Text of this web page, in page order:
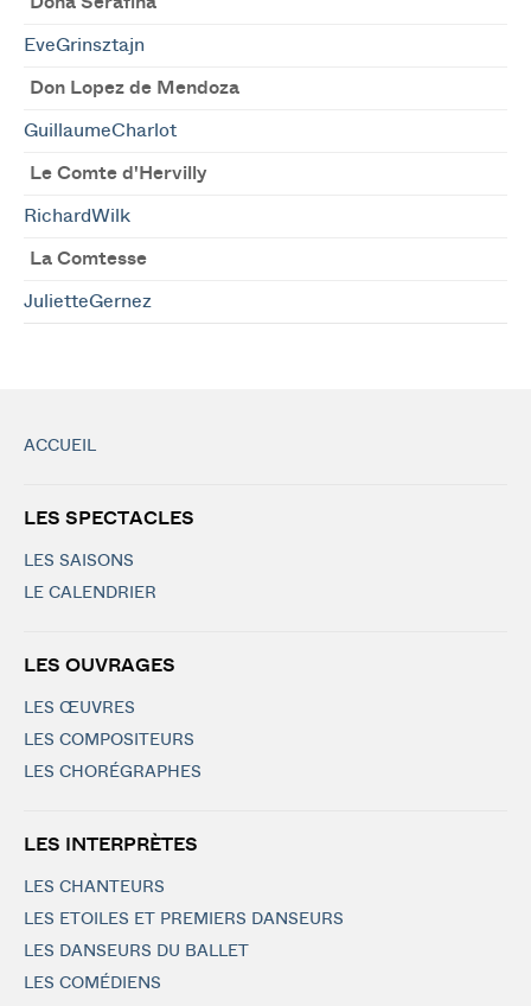
EveGrinsztajn
Don Lopez de Mendoza
GuillaumeCharlot
Le Comte d'Hervilly
RichardWilk
La Comtesse
JulietteGernez
ACCUEIL
LES SPECTACLES
LES SAISONS
LE CALENDRIER
LES OUVRAGES
LES ŒUVRES
LES COMPOSITEURS
LES CHORÉGRAPHES
LES INTERPRÈTES
LES CHANTEURS
LES ETOILES ET PREMIERS DANSEURS
LES DANSEURS DU BALLET
LES COMÉDIENS